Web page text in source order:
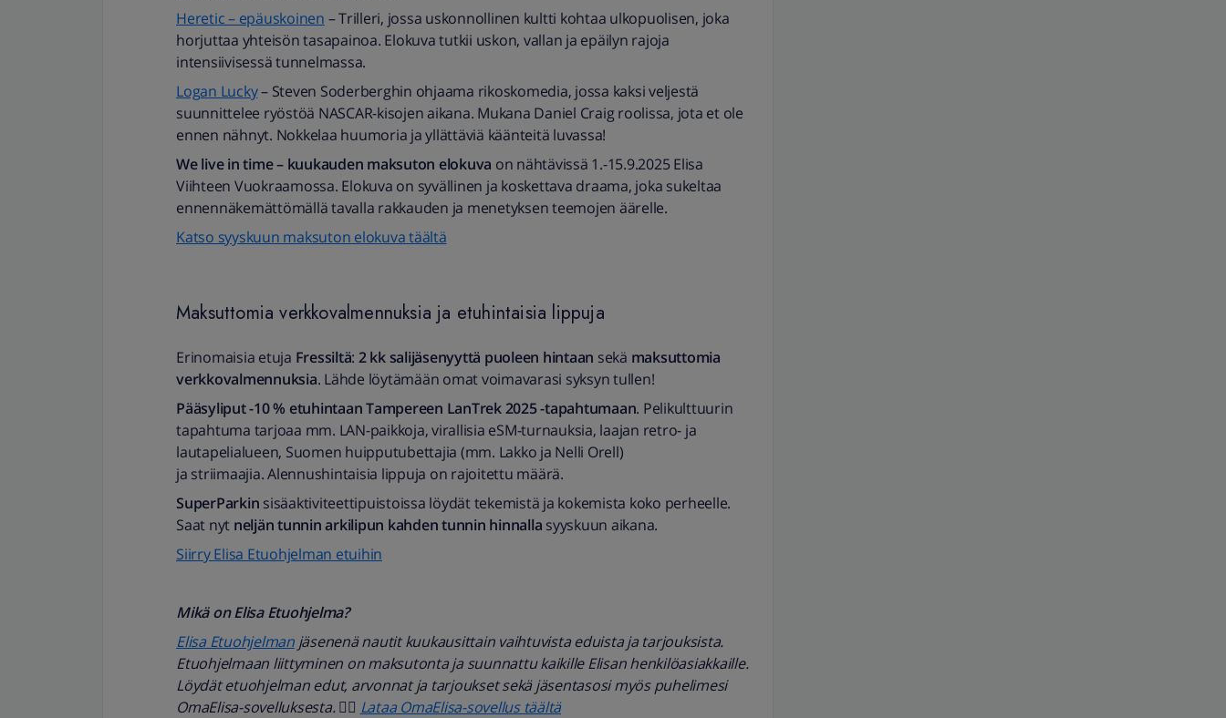
Heretic – epäuskoinen – Trilleri, jossa uskonnollinen kultti kohtaa ulkopuolisen, joka
horjuttaa yhteisön tasapainoa. Elokuva tutkii uskon, vallan ja epäilyn rajoja
intensiivisessä tunnelmassa.
Logan Lucky– Steven Soderberghin ohjaama rikoskomedia, jossa kaksi veljestä
suunnittelee ryöstöä NASCAR-kisojen aikana. Mukana Daniel Craig roolissa, jota et ole
ennen nähnyt. Nokkelaa huumoria ja yllättäviä käänteitä luvassa!
We live in time – kuukauden maksuton elokuva on nähtävissä 1.-15.9.2025 Elisa
Viihteen Vuokraamossa. Elokuva on syvällinen ja koskettava draama, joka sukeltaa
ennennäkemättömällä tavalla rakkauden ja menetyksen teemojen äärelle.
Katso syyskuun maksuton elokuva täältä
Maksuttomia verkkovalmennuksia ja etuhintaisia lippuja
Erinomaisia etuja Fressiltä: 2 kk salijäsenyyttä puoleen hintaan sekä maksuttomia
verkkovalmennuksia. Lähde löytämään omat voimavarasi syksyn tullen!
Pääsyliput -10 % etuhintaan Tampereen LanTrek 2025 -tapahtumaan. Pelikulttuurin
tapahtuma tarjoaa mm. LAN-paikkoja, virallisia eSM-turnauksia, laajan retro- ja
lautapelialueen, Suomen huipputubettajia (mm. Lakko ja Nelli Orell)
ja striimaajia. Alennushintaisia lippuja on rajoitettu määrä.
SuperParkin sisäaktiviteettipuistoissa löydät tekemistä ja kokemista koko perheelle.
Saat nyt neljän tunnin arkilipun kahden tunnin hinnalla syyskuun aikana.
Siirry Elisa Etuohjelman etuihin
Mikä on Elisa Etuohjelma?
Elisa Etuohjelmanjäsenenä nautit kuukausittain vaihtuvista eduista ja tarjouksista.
Etuohjelmaan liittyminen on maksutonta ja suunnattu kaikille Elisan henkilöasiakkaille.
Löydät etuohjelman edut, arvonnat ja tarjoukset sekä jäsentasosi myös puhelimesi
OmaElisa-sovelluksesta. 👉🏻 Lataa OmaElisa-sovellus täältä